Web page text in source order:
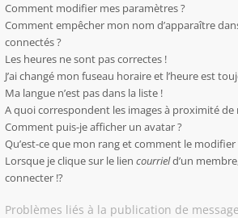
Comment modifier mes paramètres ?
Comment empêcher mon nom d’apparaître
connectés ?
Les heures ne sont pas correctes !
J’ai changé mon fuseau horaire et l’heure est
Ma langue n’est pas dans la liste !
A quoi correspondent les images à proximité de
Comment puis-je afficher un avatar ?
Qu’est-ce que mon rang et comment le modifier
Lorsque je clique sur le lien courrield’un
connecter !?
Problèmes liés à la publication de